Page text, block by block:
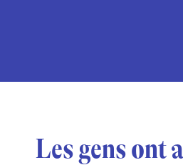
Les gens ont